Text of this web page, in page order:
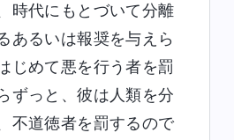
時代にもとづいて分離
あるいは報奨を与えら
じめて悪を行う者を罰
ずっと、彼は人類を分
不道徳者を罰するので